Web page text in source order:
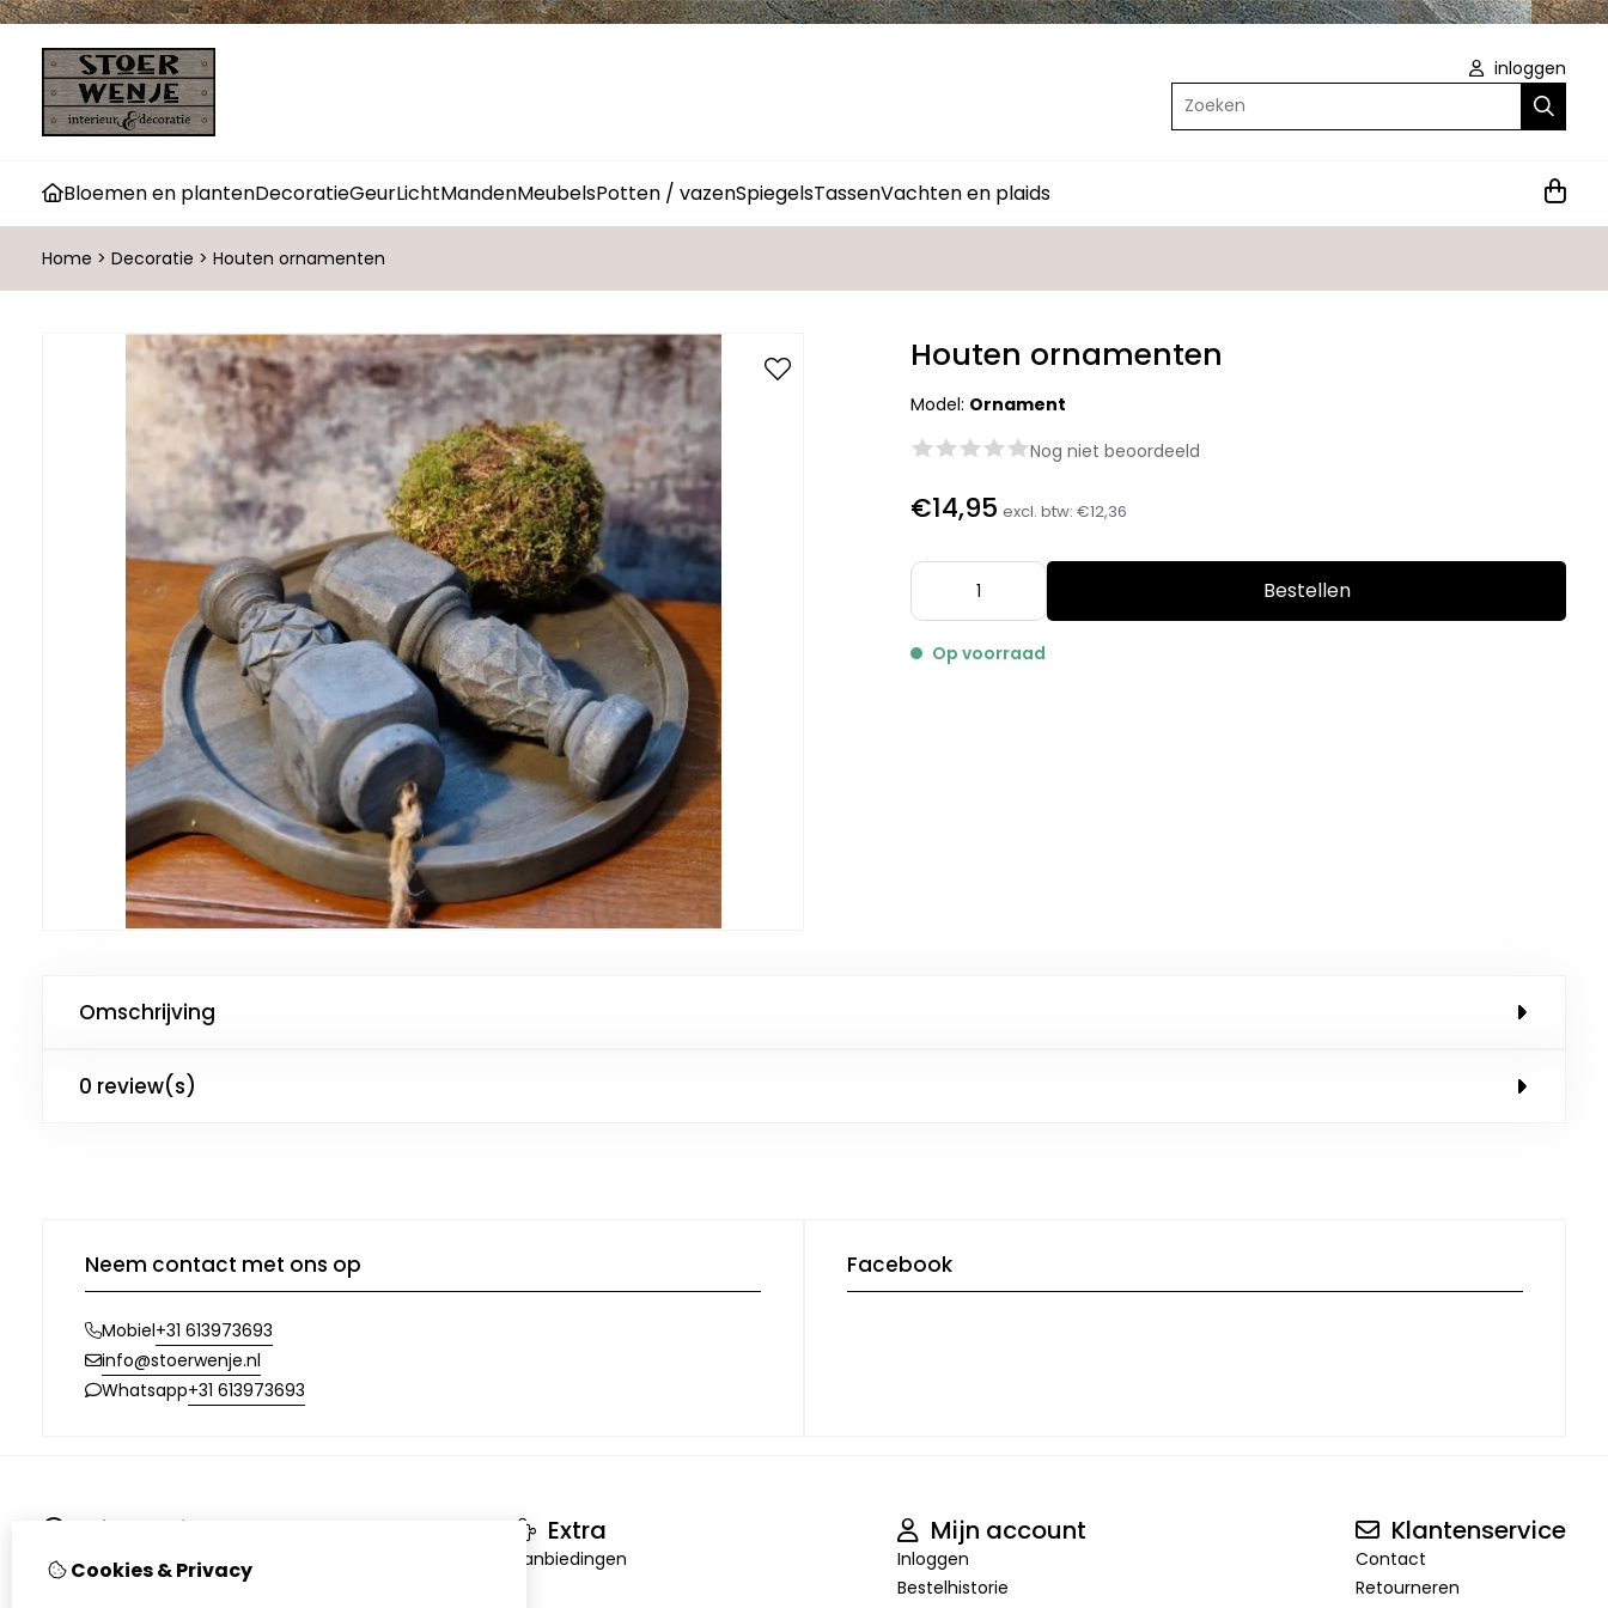
inloggen
Zoeken
Bloemen en plantenDecoratieGeurLichtMandenMeubelsPotten / vazenSpiegelsTassenVachten en plaids
Home > Decoratie > Houten ornamenten
Houten ornamenten
Model: Ornament
Nog niet beoordeeld
€14,95 excl. btw:€12,36
Bestellen
Op voorraad
Omschrijving
0 review(s)
Neem contact met ons op
Mobiel+31 613973693
info@stoerwenje.nl
Whatsapp+31 613973693
Facebook
Informatie
Locaties
Verzending
Extra
Aanbiedingen
Mijn account
Inloggen
Bestelhistorie
Klantenservice
Contact
Retourneren
Cookies & Privacy